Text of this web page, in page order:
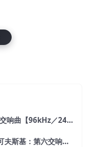
瓦莱里·捷杰耶夫 – 马勒：第五交响曲【96kHz／24bit】
Pierre Monteux – 蒙特／柴可夫斯基：第六交响曲【176.4kHz／24bit】